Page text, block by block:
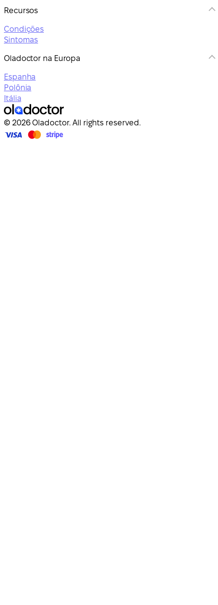
Recursos
Condições
Sintomas
Oladoctor na Europa
Espanha
Polônia
Itália
© 2026 Oladoctor. All rights reserved.